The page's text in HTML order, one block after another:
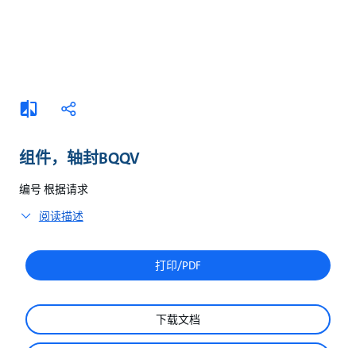
添
加
较
分
组件，轴封BQQV
编号 根据请求
阅读描述
打印/PDF
下载文档